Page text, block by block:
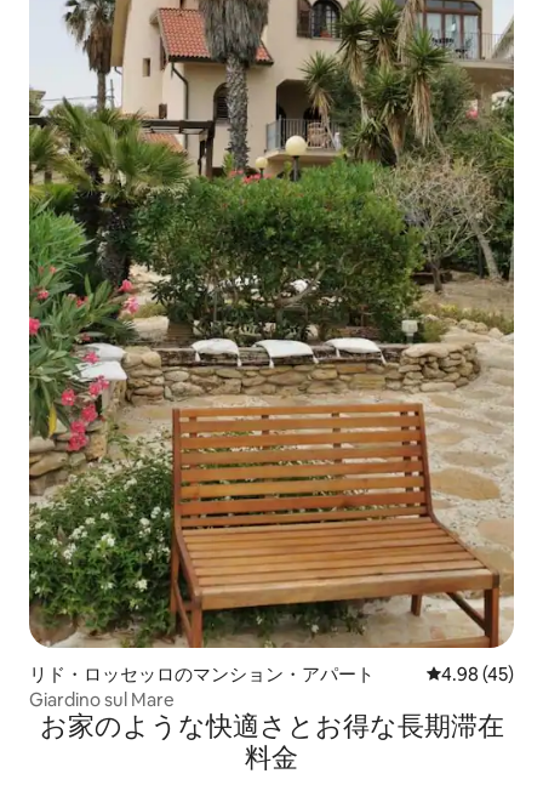
リド・ロッセッロのマンション・アパート レビュー45
4.98 (45)
Giardino sul Mare
お家のような快⁠適⁠さ⁠とお⁠得⁠な長⁠期⁠滞⁠在
料⁠金